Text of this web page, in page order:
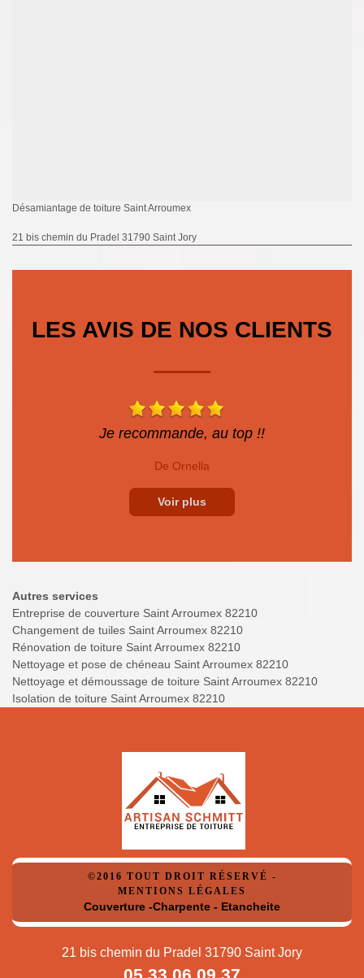
Désamiantage de toiture Saint Arroumex
21 bis chemin du Pradel 31790 Saint Jory
LES AVIS DE NOS CLIENTS
Je recommande, au top !!
De Ornella
Voir plus
Autres services
Entreprise de couverture Saint Arroumex 82210
Changement de tuiles Saint Arroumex 82210
Rénovation de toiture Saint Arroumex 82210
Nettoyage et pose de chéneau Saint Arroumex 82210
Nettoyage et démoussage de toiture Saint Arroumex 82210
Isolation de toiture Saint Arroumex 82210
©2016 TOUT DROIT RÉSERVÉ -
MENTIONS LÉGALES
Couverture -Charpente - Etancheite
21 bis chemin du Pradel 31790 Saint Jory
05 33 06 09 37